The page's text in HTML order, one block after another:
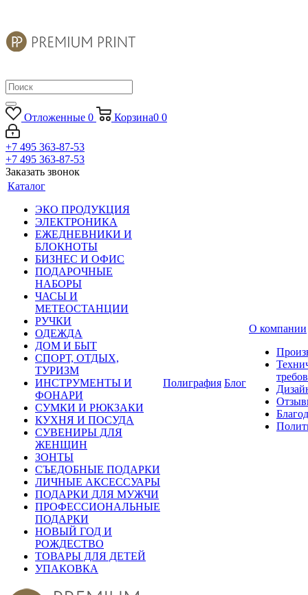
Отложенные 0 Корзина0 0
+7 495 363-87-53
+7 495 363-87-53
Заказать звонок
Каталог
ЭКО ПРОДУКЦИЯ
ЭЛЕКТРОНИКА
ЕЖЕДНЕВНИКИ И
БЛОКНОТЫ
БИЗНЕС И ОФИС
ПОДАРОЧНЫЕ
НАБОРЫ
ЧАСЫ И
МЕТЕОСТАНЦИИ
РУЧКИ
ОДЕЖДА
ДОМ И БЫТ
СПОРТ, ОТДЫХ,
ТУРИЗМ
ИНСТРУМЕНТЫ И
ФОНАРИ
СУМКИ И РЮКЗАКИ
КУХНЯ И ПОСУДА
СУВЕНИРЫ ДЛЯ
ЖЕНЩИН
ЗОНТЫ
СЪЕДОБНЫЕ ПОДАРКИ
ЛИЧНЫЕ АКСЕССУАРЫ
ПОДАРКИ ДЛЯ МУЖЧИ
ПРОФЕССИОНАЛЬНЫЕ
ПОДАРКИ
НОВЫЙ ГОД И
РОЖДЕСТВО
ТОВАРЫ ДЛЯ ДЕТЕЙ
УПАКОВКА
Полиграфия Блог
О компании